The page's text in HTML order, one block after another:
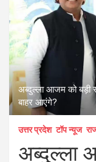
अब्दुल्ला आजम को बड़ी
बाहर आएंगे?
उत्तर प्रदेश टॉप न्यूज
अब्दुल्ला